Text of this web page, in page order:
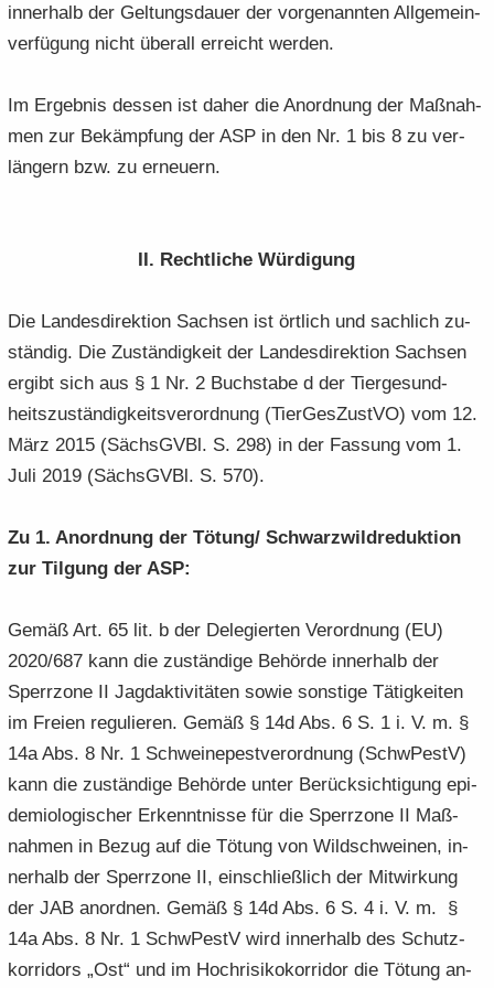
in­ner­halb der Gel­tungs­dau­er der vor­ge­nann­ten All­ge­mein­
ver­fü­gung nicht über­all er­reicht wer­den.
Im Er­geb­nis des­sen ist daher die An­ord­nung der Maß­nah­
men zur Be­kämp­fung der ASP in den Nr. 1 bis 8 zu ver­
län­gern bzw. zu er­neu­ern.
II. Recht­li­che Wür­di­gung
Die Lan­des­di­rek­ti­on Sach­sen ist ört­lich und sach­lich zu­
stän­dig. Die Zu­stän­dig­keit der Lan­des­di­rek­ti­on Sach­sen
er­gibt sich aus § 1 Nr. 2 Buch­sta­be d der Tier­ge­sund­
heits­zu­stän­dig­keits­ver­ord­nung (Tier­Ges­Zu­st­VO) vom 12.
März 2015 (Sächs­GVBl. S. 298) in der Fas­sung vom 1.
Juli 2019 (Sächs­GVBl. S. 570).
Zu 1. An­ord­nung der Tö­tung/ Schwarz­wild­re­duk­ti­on
zur Til­gung der ASP:
Gemäß Art. 65 lit. b der De­le­gier­ten Ver­ord­nung (EU)
2020/687 kann die zu­stän­di­ge Be­hör­de in­ner­halb der
Sperr­zo­ne II Jagd­ak­ti­vi­tä­ten sowie sons­ti­ge Tä­tig­kei­ten
im Frei­en re­gu­lie­ren. Gemäß § 14d Abs. 6 S. 1 i. V. m. §
14a Abs. 8 Nr. 1 Schwei­ne­pest­ver­ord­nung (SchwPestV)
kann die zu­stän­di­ge Be­hör­de unter Be­rück­sich­ti­gung epi­
de­mio­lo­gi­scher Er­kennt­nis­se für die Sperr­zo­ne II Maß­
nah­men in Bezug auf die Tö­tung von Wild­schwei­nen, in­
ner­halb der Sperr­zo­ne II, ein­schließ­lich der Mit­wir­kung
der JAB an­ord­nen. Gemäß § 14d Abs. 6 S. 4 i. V. m. §
14a Abs. 8 Nr. 1 SchwPestV wird in­ner­halb des Schutz­
kor­ri­dors „Ost“ und im Hoch­ri­si­ko­kor­ri­dor die Tö­tung an­